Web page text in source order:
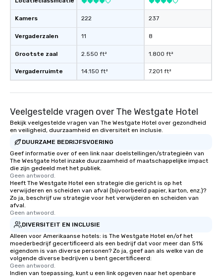
Kamers
Vergaderzalen
Grootste zaal
Vergaderruimte
222
11
2.550 ft²
14.150 ft²
237
8
1.800 ft²
7.201 ft²
Veelgestelde vragen over The Westgate Hotel
Bekijk veelgestelde vragen van The Westgate Hotel over gezondheid
en veiligheid, duurzaamheid en diversiteit en inclusie.
DUURZAME BEDRIJFSVOERING
Geef informatie over of een link naar doelstellingen/strategieën van
The Westgate Hotel inzake duurzaamheid of maatschappelijke impact
die zijn gedeeld met het publiek.
Geen antwoord.
Heeft The Westgate Hotel een strategie die gericht is op het
verwijderen en scheiden van afval (bijvoorbeeld papier, karton, enz.)?
Zo ja, beschrijf uw strategie voor het verwijderen en scheiden van
afval.
Geen antwoord.
DIVERSITEIT EN INCLUSIE
Alleen voor Amerikaanse hotels: is The Westgate Hotel en/of het
moederbedrijf gecertificeerd als een bedrijf dat voor meer dan 51%
eigendom is van diverse personen? Zo ja, geef aan als welke van de
volgende diverse bedrijven u bent gecertificeerd:
Geen antwoord.
Indien van toepassing, kunt u een link opgeven naar het openbare